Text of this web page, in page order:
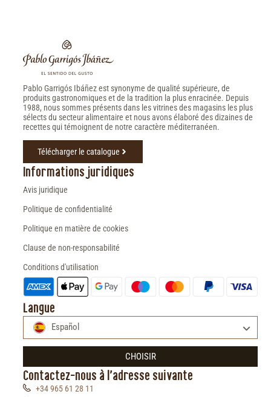
Pablo Garrigós Ibáñez est synonyme de qualité supérieure, de
produits gastronomiques et de la tradition la plus enracinée. Depuis
1988, nous sommes présents dans les vitrines des magasins les plus
sélects du secteur alimentaire et nous avons élaboré des dizaines de
recettes qui témoignent de notre caractère méditerranéen.
Télécharger le catalogue
Informations juridiques
Avis juridique
Politique de confidentialité
Politique en matière de cookies
Clause de non-responsabilité
Conditions d'utilisation
Langue
Español
CHOISIR
Contactez-nous à l'adresse suivante
+34 965 61 28 11